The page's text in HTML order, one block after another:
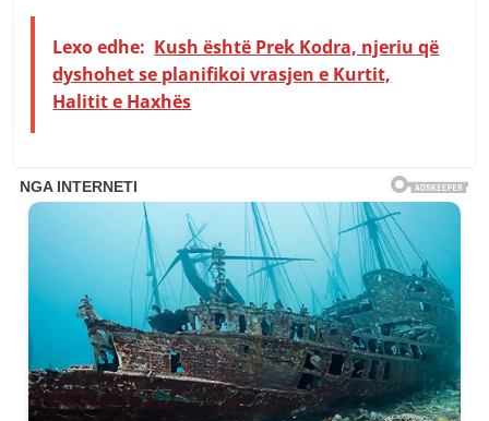
Lexo edhe: Kush është Prek Kodra, njeriu që
dyshohet se planifikoi vrasjen e Kurtit,
Halitit e Haxhës